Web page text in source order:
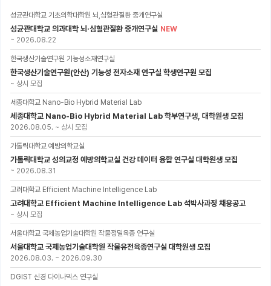
성균관대학교 기초의학대학원 뇌,심혈관질환 중개연구실
성균관대학교 의과대학 뇌·심혈관질환 중개연구실 NEW
~ 2026.08.22
한국생산기술연구원 기능성소재연구실
한국생산기술연구원(안산) 기능성 전자소재 연구실 학생연구원 모집
~ 상시 모집
세종대학교 Nano-Bio Hybrid Material Lab
세종대학교 Nano-Bio Hybrid Material Lab 학부연구생, 대학원생 모집
2026.08.05. ~ 상시 모집
가톨릭대학교 예방의학교실
가톨릭대학교 성의교정 예방의학교실 건강 데이터 융합 연구실 대학원생 모집
~ 2026.08.31
고려대학교 Efficient Machine Intelligence Lab
고려대학교 Efficient Machine Intelligence Lab 석박사과정 채용공고
~ 상시 모집
서울대학교 국제농업기술대학원 작물정밀육종 연구실
서울대학교 국제농업기술대학원 작물유전육종연구실 대학원생 모집
2026.08.03. ~ 2026.09.30
DGIST 신경 다이나믹스 연구실